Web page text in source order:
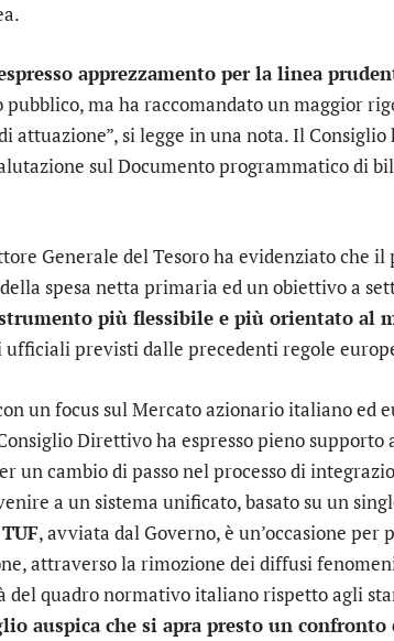
apprezzamento per la linea
ma ha raccomandato un maggior
attuazione”, si legge in una nota. Il
sul Documento programmatico di
Generale del Tesoro ha evidenziato che il
spesa netta primaria ed un obiettivo a
più flessibile e più orientato al
previsti dalle precedenti regole
un focus sul Mercato azionario italiano ed
Direttivo ha espresso pieno supporto
un cambio di passo nel processo di
a un sistema unificato, basato su un
, avviata dal Governo, è un’occasione per
attraverso la rimozione dei diffusi
quadro normativo italiano rispetto agli
auspica che si apra presto un